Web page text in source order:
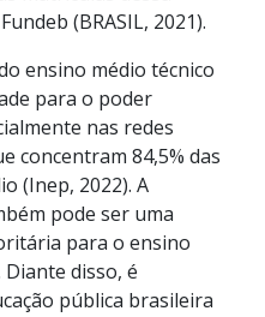
(BRASIL, 2021).
ensino médio técnico
para o poder
nas redes
concentram 84,5% das
(Inep, 2022). A
pode ser uma
para o ensino
disso, é
pública brasileira